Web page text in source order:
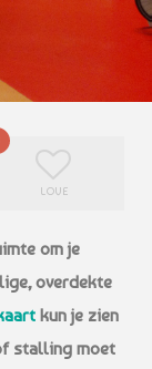
LOVE
overdekte
kun je zien
stalling moet